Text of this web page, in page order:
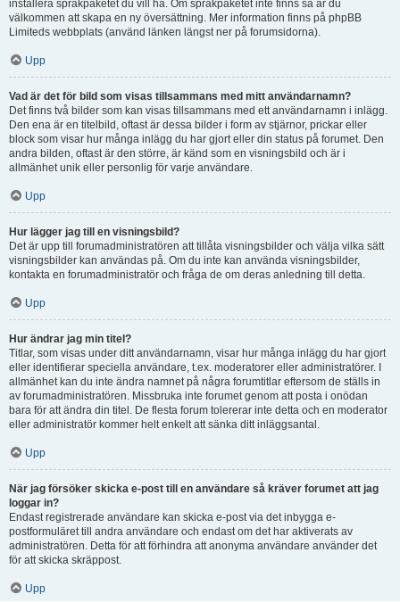
installera språkpaketet du vill ha. Om språkpaketet inte finns så är du
välkommen att skapa en ny översättning. Mer information finns på phpBB
Limiteds webbplats (använd länken längst ner på forumsidorna).
Upp
Vad är det för bild som visas tillsammans med mitt användarnamn?
Det finns två bilder som kan visas tillsammans med ett användarnamn i inlägg.
Den ena är en titelbild, oftast är dessa bilder i form av stjärnor, prickar eller
block som visar hur många inlägg du har gjort eller din status på forumet. Den
andra bilden, oftast är den större, är känd som en visningsbild och är i
allmänhet unik eller personlig för varje användare.
Upp
Hur lägger jag till en visningsbild?
Det är upp till forumadministratören att tillåta visningsbilder och välja vilka sätt
visningsbilder kan användas på. Om du inte kan använda visningsbilder,
kontakta en forumadministratör och fråga de om deras anledning till detta.
Upp
Hur ändrar jag min titel?
Titlar, som visas under ditt användarnamn, visar hur många inlägg du har gjort
eller identifierar speciella användare, t.ex. moderatorer eller administratörer. I
allmänhet kan du inte ändra namnet på några forumtitlar eftersom de ställs in
av forumadministratören. Missbruka inte forumet genom att posta i onödan
bara för att ändra din titel. De flesta forum tolererar inte detta och en moderator
eller administratör kommer helt enkelt att sänka ditt inläggsantal.
Upp
När jag försöker skicka e-post till en användare så kräver forumet att jag
loggar in?
Endast registrerade användare kan skicka e-post via det inbygga e-
postformuläret till andra användare och endast om det har aktiverats av
administratören. Detta för att förhindra att anonyma användare använder det
för att skicka skräppost.
Upp